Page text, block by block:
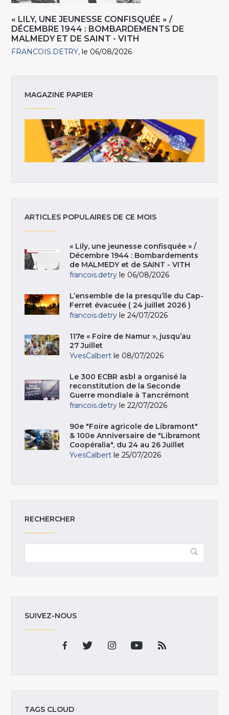
« LILY, UNE JEUNESSE CONFISQUÉE » /
DÉCEMBRE 1944 : BOMBARDEMENTS DE
MALMEDY ET DE SAINT - VITH
FRANCOIS.DETRY le 06/08/2026
MAGAZINE PAPIER
ARTICLES POPULAIRES DE CE MOIS
« Lily, une jeunesse confisquée » /
Décembre 1944 : Bombardements
de MALMEDY et de SAINT - VITH
francois.detry le 06/08/2026
L’ensemble de la presqu’île du Cap-
Ferret évacuée ( 24 juillet 2026 )
francois.detry le 24/07/2026
117e « Foire de Namur », jusqu’au
27 Juillet
YvesCalbert le 08/07/2026
Le 300 ECBR asbl a organisé la
reconstitution de la Seconde
Guerre mondiale à Tancrémont
francois.detry le 22/07/2026
90e "Foire agricole de Libramont"
& 100e Anniversaire de "Libramont
Coopéralia", du 24 au 26 Juillet
YvesCalbert le 25/07/2026
RECHERCHER
SUIVEZ-NOUS
TAGS CLOUD